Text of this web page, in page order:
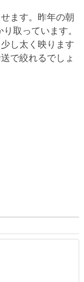
ます。昨年の朝
取っています。
し太く映ります
で絞れるでしょ